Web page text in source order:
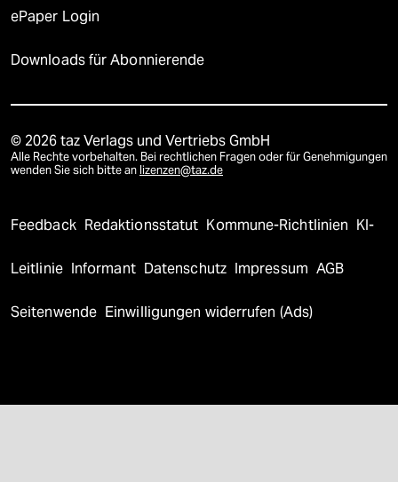
ePaper Login
Downloads für Abonnierende
© 2026 taz Verlags und Vertriebs GmbH
Alle Rechte vorbehalten. Bei rechtlichen Fragen oder für Genehmigungen
wenden Sie sich bitte an lizenzen@taz.de
Feedback Redaktionsstatut Kommune-Richtlinien KI-
Leitlinie Informant Datenschutz Impressum AGB
Seitenwende Einwilligungen widerrufen (Ads)